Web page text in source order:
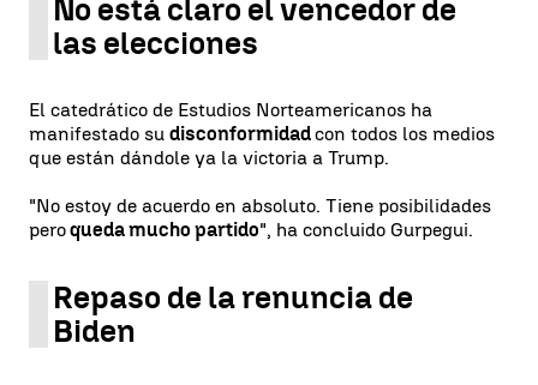
No está claro el vencedor de
las elecciones
El catedrático de Estudios Norteamericanos ha
manifestado su disconformidadcon todos los medios
que están dándole ya la victoria a Trump.
"No estoy de acuerdo en absoluto. Tiene posibilidades
peroqueda mucho partido", ha concluido Gurpegui.
Repaso de la renuncia de
Biden